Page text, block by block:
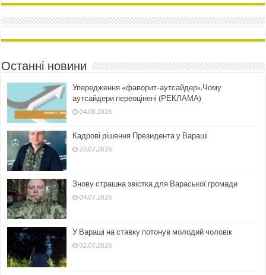
Останні новини
Упередження «фаворит-аутсайдер».Чому
аутсайдери переоцінені (РЕКЛАМА)
04.08.2026
Кадрові рішення Президента у Вараші
23.07.2026
Знову страшна звістка для Вараської громади
04.07.2026
У Вараші на ставку потонув молодий чоловік
02.07.2026